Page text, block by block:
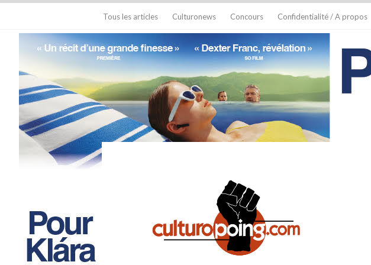
Tous les articles Culturonews Concours Confidentialité / A propos